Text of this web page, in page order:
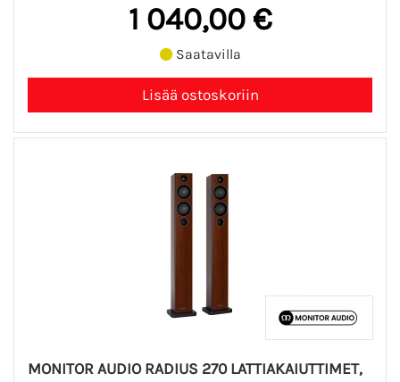
1 040,00 €
Saatavilla
MONITOR AUDIO RADIUS 270 LATTIAKAIUTTIMET,